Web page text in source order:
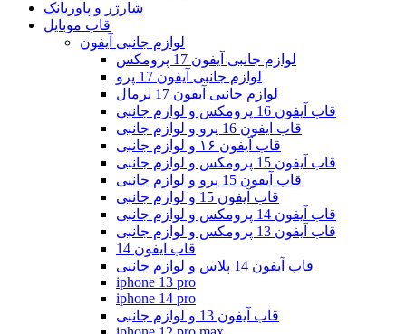
شارژر و پاوربانک
قاب موبایل
لوازم جانبی آیفون
لوازم جانبی آیفون 17 پرومکس
لوازم جانبی آیفون 17 پرو
لوازم جانبی آیفون 17 نرمال
قاب آیفون 16 پرومکس و لوازم جانبی
قاب ایفون 16 پرو و لوازم جانبی
قاب آیفون ۱۶ و لوازم جانبی
قاب آیفون 15 پرومکس و لوازم جانبی
قاب آیفون 15 پرو و لوازم جانبی
قاب آیفون 15 و لوازم جانبی
قاب آیفون 14 پرومکس و لوازم جانبی
قاب آیفون 13 پرومکس و لوازم جانبی
قاب ایفون 14
قاب آیفون 14 پلاس و لوازم جانبی
iphone 13 pro
iphone 14 pro
قاب آیفون 13 و لوازم جانبی